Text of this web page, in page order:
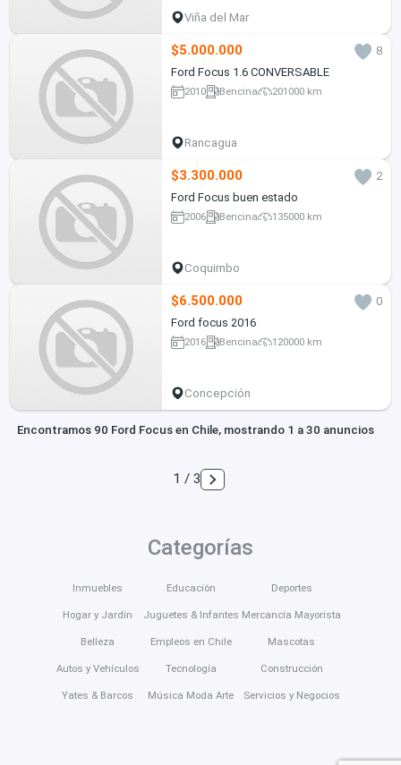
Viña del Mar
$5.000.000
8
Ford Focus 1.6 CONVERSABLE
2010 Bencina 201000 km
Rancagua
$3.300.000
2
Ford Focus buen estado
2006 Bencina 135000 km
Coquimbo
$6.500.000
0
Ford focus 2016
2016 Bencina 120000 km
Concepción
Encontramos 90 Ford Focus en Chile, mostrando 1 a 30 anuncios
1 / 3
Categorías
Inmuebles
Hogar y Jardín
Belleza
Autos y Vehículos
Yates & Barcos
Educación
Juguetes & Infantes
Empleos en Chile
Tecnología
Música Moda Arte
Deportes
Mercancía Mayorista
Mascotas
Construcción
Servicios y Negocios